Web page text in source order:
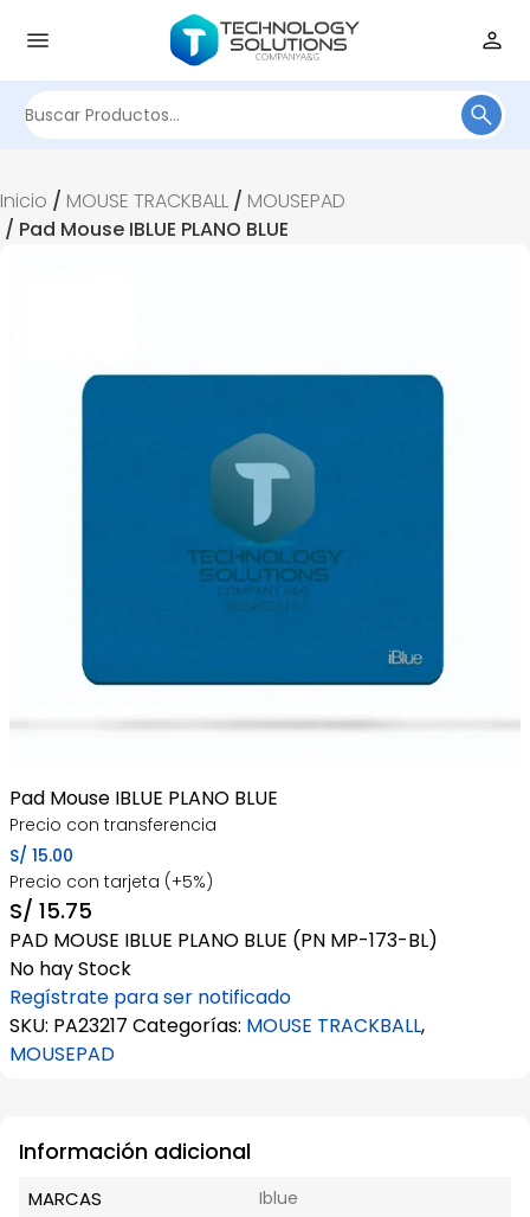
Inicio / MOUSE TRACKBALL / MOUSEPAD
/ Pad Mouse IBLUE PLANO BLUE
Pad Mouse IBLUE PLANO BLUE
Precio con transferencia
S/ 15.00
Precio con tarjeta (+5%)
S/ 15.75
PAD MOUSE IBLUE PLANO BLUE (PN MP-173-BL)
No hay Stock
Regístrate para ser notificado
SKU: PA23217 Categorías: MOUSE TRACKBALL,
MOUSEPAD
Información adicional
MARCAS Iblue